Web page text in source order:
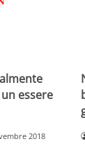
essere
2018